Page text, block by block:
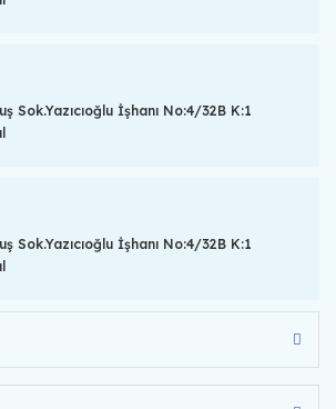
Sok.Yazıcıoğlu İşhanı No:4/32B K:1
Sok.Yazıcıoğlu İşhanı No:4/32B K:1